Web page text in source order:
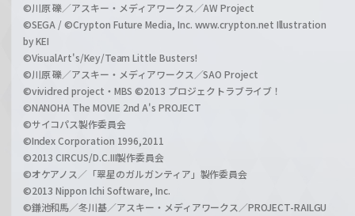
©川原 礫／アスキー・メディアワークス／AW Project
©SEGA / ©Crypton Future Media, Inc. www.crypton.net Illustration
by KEI
©VisualArt's/Key/Team Little Busters!
©川原 礫／アスキー・メディアワークス／SAO Project
©vividred project・MBS ©2013 プロジェクトラブライブ！
©NANOHA The MOVIE 2nd A's PROJECT
©サイコパス製作委員会
©Index Corporation 1996,2011
©2013 CIRCUS/D.C.III製作委員会
©オケアノス／「翠星のガルガンティア」製作委員会
©2013 Nippon Ichi Software, Inc.
©鎌池和馬／冬川基／アスキー・メディアワークス／PROJECT-RAILGU